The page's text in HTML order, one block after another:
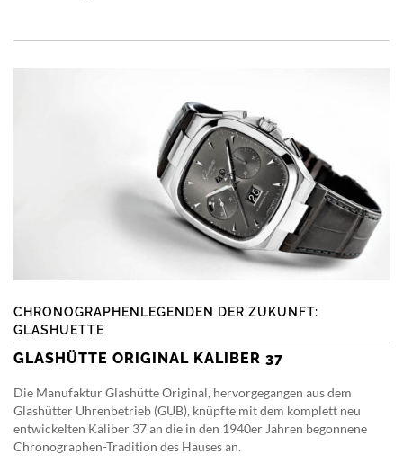
CHRONOGRAPHENLEGENDEN DER ZUKUNFT:
GLASHUETTE
GLASHÜTTE ORIGINAL KALIBER 37
Die Manufaktur Glashütte Original, hervorgegangen aus dem
Glashütter Uhrenbetrieb (GUB), knüpfte mit dem komplett neu
entwickelten Kaliber 37 an die in den 1940er Jahren begonnene
Chronographen-Tradition des Hauses an.